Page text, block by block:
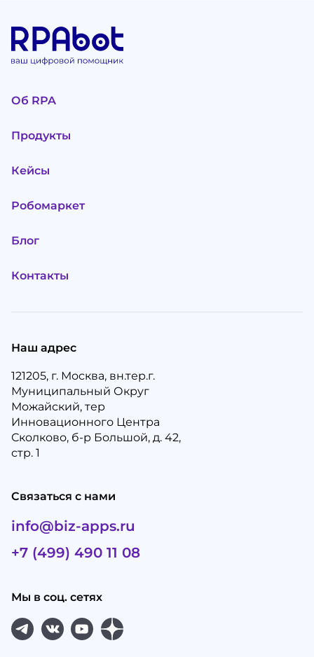
Об RPA
Продукты
Кейсы
Робомаркет
Блог
Контакты
Наш адрес
121205, г. Москва, вн.тер.г.
Муниципальный Округ
Можайский, тер
Инновационного Центра
Сколково, б-р Большой, д. 42,
стр. 1
Связаться с нами
info@biz-apps.ru
+7 (499) 490 11 08
Мы в соц. сетях